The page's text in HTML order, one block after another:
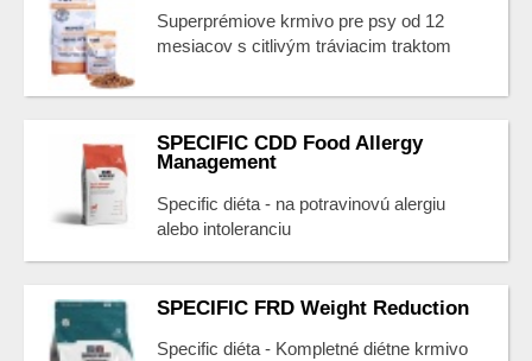
Superprémiove krmivo pre psy od 12
mesiacov s citlivým tráviacim traktom
SPECIFIC CDD Food Allergy
Management
Specific diéta - na potravinovú alergiu
alebo intoleranciu
SPECIFIC FRD Weight Reduction
Specific diéta - Kompletné diétne krmivo